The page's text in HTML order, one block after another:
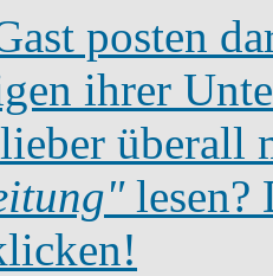
posten
ihrer
überall
lesen?